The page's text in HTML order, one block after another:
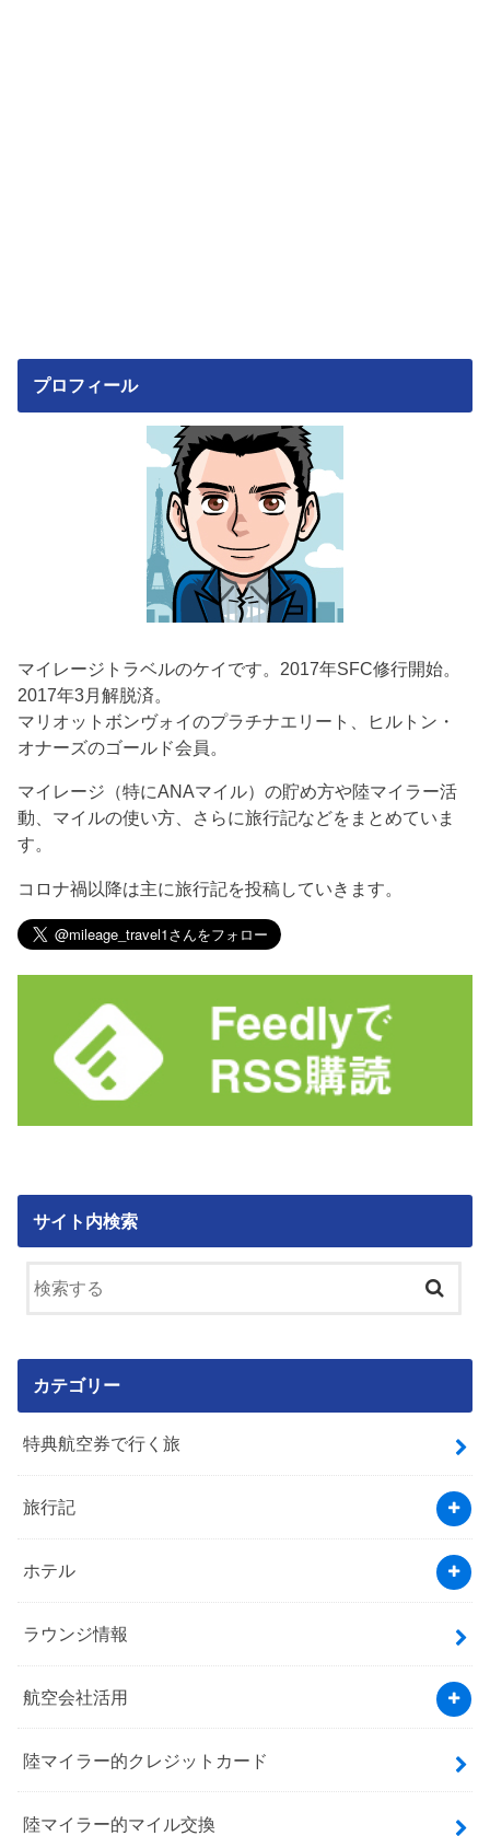
プロフィール
マイレージトラベルのケイです。2017年SFC修行開始。
2017年3月解脱済。
マリオットボンヴォイのプラチナエリート、ヒルトン・
オナーズのゴールド会員。
マイレージ（特にANAマイル）の貯め方や陸マイラー活
動、マイルの使い方、さらに旅行記などをまとめていま
す。
コロナ禍以降は主に旅行記を投稿していきます。
サイト内検索
カテゴリー
特典航空券で行く旅
旅行記
ホテル
ラウンジ情報
航空会社活用
陸マイラー的クレジットカード
陸マイラー的マイル交換